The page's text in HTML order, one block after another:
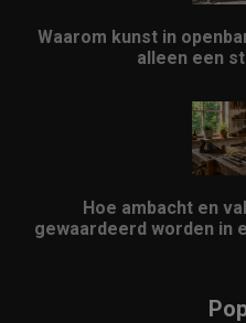
Waarom kunst in
alleen een
Hoe ambacht en
gewaardeerd worden in